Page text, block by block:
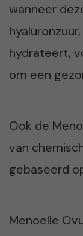
wanneer
hydrateert,
om een
Ook de
van
gebaseerd
Menoelle